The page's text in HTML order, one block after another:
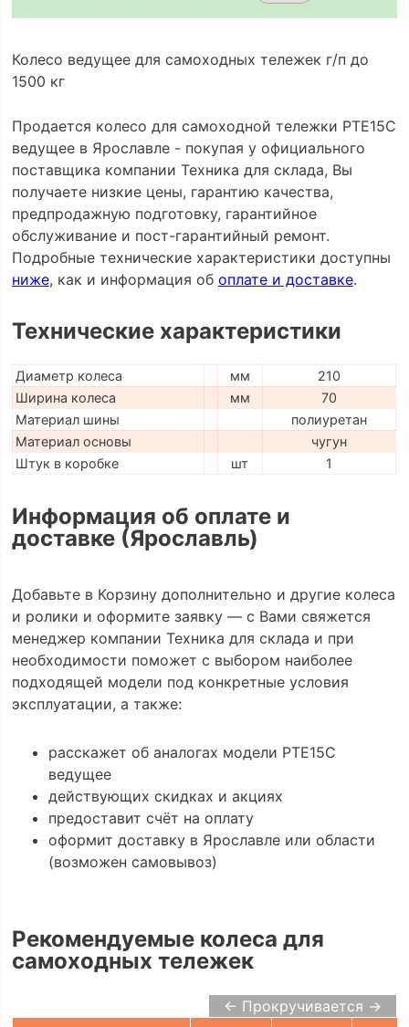
Колесо ведущее для самоходных тележек г/п до
1500 кг
Продается колесо для самоходной тележки PTE15C
ведущее в Ярославле - покупая у официального
поставщика компании Техника для склада, Вы
получаете низкие цены, гарантию качества,
предпродажную подготовку, гарантийное
обслуживание и пост-гарантийный ремонт.
Подробные технические характеристики доступны
ниже, как и информация об оплате и доставке.
Технические характеристики
Диаметр колеса мм
210
Ширина колеса
мм
70
Материал шины
полиуретан
Материал основы
чугун
Штук в коробке
шт 1
Информация об оплате и
доставке (Ярославль)
Добавьте в Корзину дополнительно и другие колеса
и ролики и оформите заявку — с Вами свяжется
менеджер компании Техника для склада и при
необходимости поможет с выбором наиболее
подходящей модели под конкретные условия
эксплуатации, а также:
расскажет об аналогах модели PTE15C
ведущее
действующих скидках и акциях
предоставит счёт на оплату
оформит доставку в Ярославле или области
(возможен самовывоз)
Рекомендуемые колеса для
самоходных тележек
← Прокручивается →